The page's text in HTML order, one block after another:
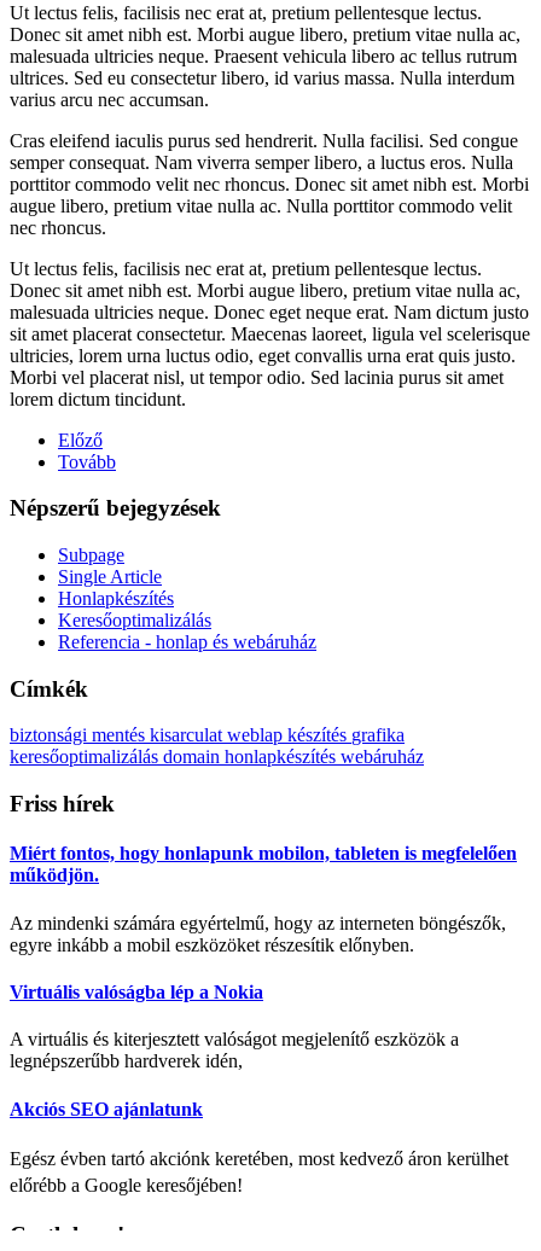
Ut lectus felis, facilisis nec erat at, pretium pellentesque lectus.
Donec sit amet nibh est. Morbi augue libero, pretium vitae nulla ac,
malesuada ultricies neque. Praesent vehicula libero ac tellus rutrum
ultrices. Sed eu consectetur libero, id varius massa. Nulla interdum
varius arcu nec accumsan.
Cras eleifend iaculis purus sed hendrerit. Nulla facilisi. Sed congue
semper consequat. Nam viverra semper libero, a luctus eros. Nulla
porttitor commodo velit nec rhoncus. Donec sit amet nibh est. Morbi
augue libero, pretium vitae nulla ac. Nulla porttitor commodo velit
nec rhoncus.
Ut lectus felis, facilisis nec erat at, pretium pellentesque lectus.
Donec sit amet nibh est. Morbi augue libero, pretium vitae nulla ac,
malesuada ultricies neque. Donec eget neque erat. Nam dictum justo
sit amet placerat consectetur. Maecenas laoreet, ligula vel scelerisque
ultricies, lorem urna luctus odio, eget convallis urna erat quis justo.
Morbi vel placerat nisl, ut tempor odio. Sed lacinia purus sit amet
lorem dictum tincidunt.
Előző
Tovább
Népszerű bejegyzések
Subpage
Single Article
Honlapkészítés
Keresőoptimalizálás
Referencia - honlap és webáruház
Címkék
biztonsági mentés kisarculatweblap készítés grafika
keresőoptimalizálás domain honlapkészítés webáruház
Friss hírek
Miért fontos, hogy honlapunk mobilon, tableten is megfelelően
működjön.
Az mindenki számára egyértelmű, hogy az interneten böngészők,
egyre inkább a mobil eszközöket részesítik előnyben.
Virtuális valóságba lép a Nokia
A virtuális és kiterjesztett valóságot megjelenítő eszközök a
legnépszerűbb hardverek idén,
Akciós SEO ajánlatunk
Egész évben tartó akciónk keretében, most kedvező áron kerülhet
előrébb a Google keresőjében!
Csatlakozz!